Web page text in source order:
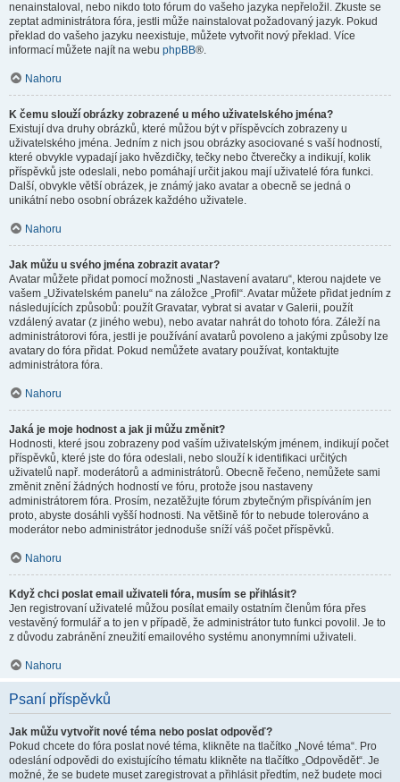
nenainstaloval, nebo nikdo toto fórum do vašeho jazyka nepřeložil. Zkuste se
zeptat administrátora fóra, jestli může nainstalovat požadovaný jazyk. Pokud
překlad do vašeho jazyku neexistuje, můžete vytvořit nový překlad. Více
informací můžete najít na webu phpBB®.
Nahoru
K čemu slouží obrázky zobrazené u mého uživatelského jména?
Existují dva druhy obrázků, které můžou být v příspěvcích zobrazeny u
uživatelského jména. Jedním z nich jsou obrázky asociované s vaší hodností,
které obvykle vypadají jako hvězdičky, tečky nebo čtverečky a indikují, kolik
příspěvků jste odeslali, nebo pomáhají určit jakou mají uživatelé fóra funkci.
Další, obvykle větší obrázek, je známý jako avatar a obecně se jedná o
unikátní nebo osobní obrázek každého uživatele.
Nahoru
Jak můžu u svého jména zobrazit avatar?
Avatar můžete přidat pomocí možnosti „Nastavení avataru“, kterou najdete ve
vašem „Uživatelském panelu“ na záložce „Profil“. Avatar můžete přidat jedním z
následujících způsobů: použít Gravatar, vybrat si avatar v Galerii, použít
vzdálený avatar (z jiného webu), nebo avatar nahrát do tohoto fóra. Záleží na
administrátorovi fóra, jestli je používání avatarů povoleno a jakými způsoby lze
avatary do fóra přidat. Pokud nemůžete avatary používat, kontaktujte
administrátora fóra.
Nahoru
Jaká je moje hodnost a jak ji můžu změnit?
Hodnosti, které jsou zobrazeny pod vaším uživatelským jménem, indikují počet
příspěvků, které jste do fóra odeslali, nebo slouží k identifikaci určitých
uživatelů např. moderátorů a administrátorů. Obecně řečeno, nemůžete sami
změnit znění žádných hodností ve fóru, protože jsou nastaveny
administrátorem fóra. Prosím, nezatěžujte fórum zbytečným přispíváním jen
proto, abyste dosáhli vyšší hodnosti. Na většině fór to nebude tolerováno a
moderátor nebo administrátor jednoduše sníží váš počet příspěvků.
Nahoru
Když chci poslat email uživateli fóra, musím se přihlásit?
Jen registrovaní uživatelé můžou posílat emaily ostatním členům fóra přes
vestavěný formulář a to jen v případě, že administrátor tuto funkci povolil. Je to
z důvodu zabránění zneužití emailového systému anonymními uživateli.
Nahoru
Psaní příspěvků
Jak můžu vytvořit nové téma nebo poslat odpověď?
Pokud chcete do fóra poslat nové téma, klikněte na tlačítko „Nové téma“. Pro
odeslání odpovědi do existujícího tématu klikněte na tlačítko „Odpovědět“. Je
možné, že se budete muset zaregistrovat a přihlásit předtím, než budete moci